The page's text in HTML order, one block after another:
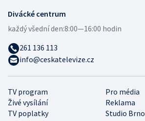
TV program
Pro média
Živé vysílání
Reklama
TV poplatky
Studio Brno
Divácké centrum
každý všední den:8:00—16:00 hodin
261 136 113
info@ceskatelevize.cz